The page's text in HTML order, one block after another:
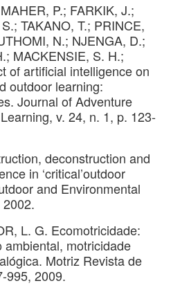
P.; FARKIK, J.;
TAKANO, T.; PRINCE,
N.; NJENGA, D.;
MACKENSIE, S. H.;
of artificial intelligence on
outdoor learning:
Journal of Adventure
v. 24, n. 1, p. 123-
deconstruction and
in ‘critical’outdoor
and Environmental
L. G. Ecomotricidade:
motricidade
Motriz Revista de
995, 2009.